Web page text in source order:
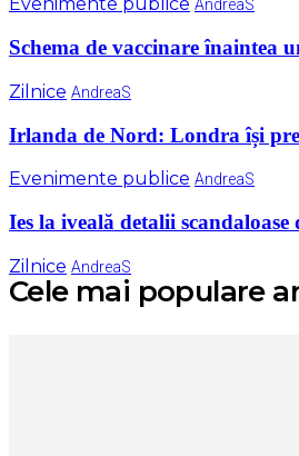
Evenimente publice AndreaS
Schema de vaccinare înaintea
Zilnice AndreaS
Irlanda de Nord: Londra își
Evenimente publice AndreaS
Ies la iveală detalii
Zilnice AndreaS
Cele mai populare